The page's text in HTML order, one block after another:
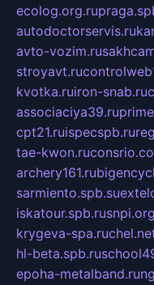
ecolog.org.ru
autodoctorservis.ru
avto-vozim.ru
stroyavt.ru
kvotka.ruiron-snab.ru
associaciya39.ru
cpt21.ruispecspb.ru
tae-kwon.ru
archery161.ru
sarmiento.spb.su
iskatour.spb.ru
krygeva-spa.ru
hl-beta.spb.ru
epoha-metalband.ru